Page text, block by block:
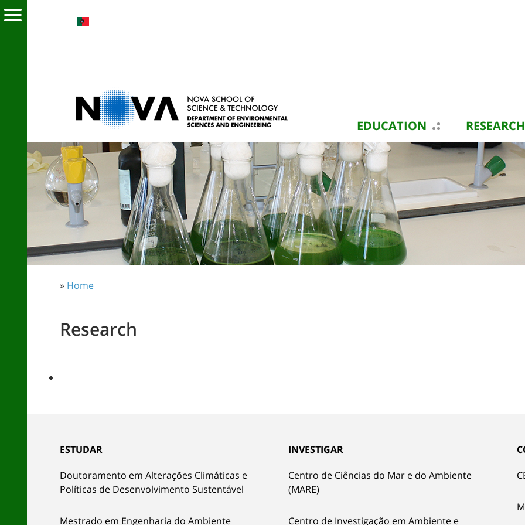
EDUCATION RESEARCH
» Home
Research
ESTUDAR
Doutoramento em Alterações Climáticas e
Políticas de Desenvolvimento Sustentável
Mestrado em Engenharia do Ambiente
INVESTIGAR
Centro de Ciências do Mar e do Ambiente
(MARE)
Centro de Investigação em Ambiente e